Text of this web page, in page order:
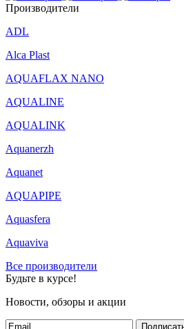
Производители
ADL
Alca Plast
AQUAFLAX NANO
AQUALINE
AQUALINK
Aquanerzh
Aquanet
AQUAPIPE
Aquasfera
Aquaviva
Все производители
Будьте в курсе!
Новости, обзоры и акции